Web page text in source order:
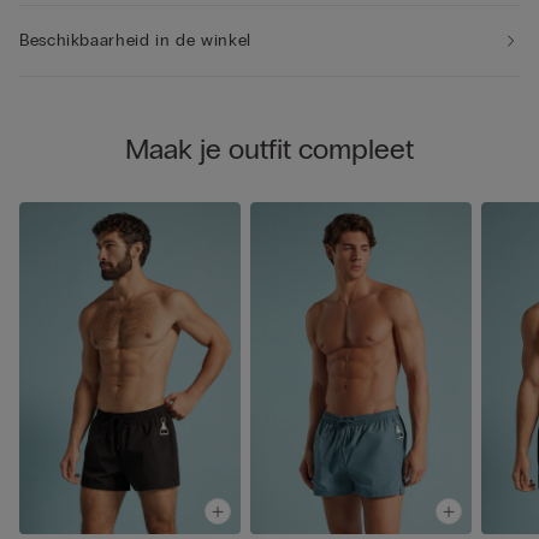
Beschikbaarheid in de winkel
Maak je outfit compleet